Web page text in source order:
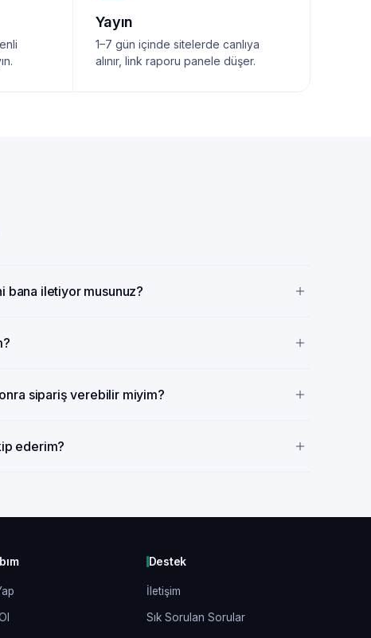
Yayın
1–7 gün içinde sitelerde canlıya
alınır, link raporu panele düşer.
bana iletiyor musunuz?
sipariş verebilir miyim?
ederim?
Destek
İletişim
Sık Sorulan Sorular